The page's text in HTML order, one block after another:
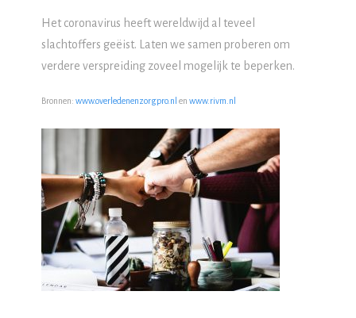
Het coronavirus heeft wereldwijd al teveel
slachtoffers geëist. Laten we samen proberen om
verdere verspreiding zoveel mogelijk te beperken.
Bronnen:www.overledenenzorgpro.nl enwww.rivm.nl